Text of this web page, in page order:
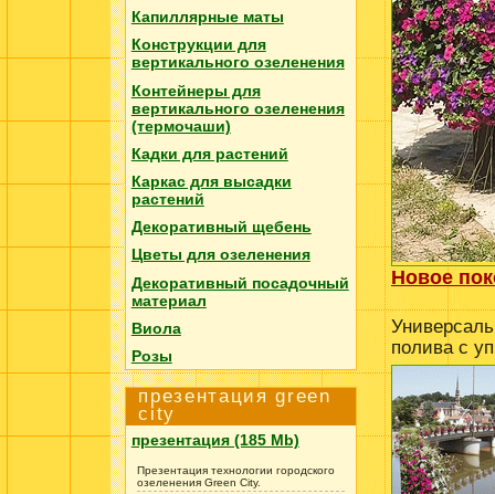
Капиллярные маты
Конструкции для
вертикального озеленения
Контейнеры для
вертикального озеленения
(термочаши)
Кадки для растений
Каркас для высадки
растений
Декоративный щебень
Цветы для озеленения
Декоративный посадочный
материал
Виола
Розы
презентация green
city
презентация (185 Mb)
Презентация технологии городского
озеленения Green City.
Новое
полива с